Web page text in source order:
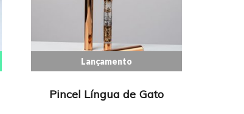
Lançamento
Pincel Língua de Gato